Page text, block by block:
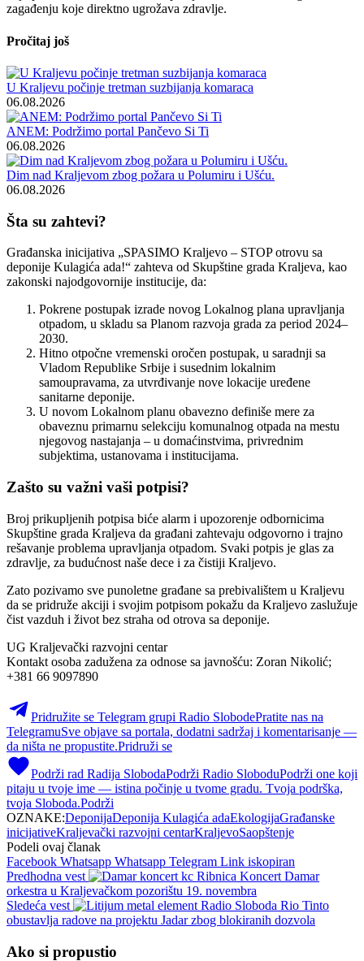
zagađenju koje direktno ugrožava zdravlje.
Pročitaj još
U Kraljevu počinje tretman suzbijanja komaraca
06.08.2026
ANEM: Podržimo portal Pančevo Si Ti
06.08.2026
Dim nad Kraljevom zbog požara u Polumiru i Ušću.
06.08.2026
Šta su zahtevi?
Građanska inicijativa „SPASIMO Kraljevo – STOP otrovu sa
deponije Kulagića ada!“ zahteva od Skupštine grada Kraljeva, kao
zakonski najodgovornije institucije, da:
Pokrene postupak izrade novog Lokalnog plana upravljanja
otpadom, u skladu sa Planom razvoja grada za period 2024–
2030.
Hitno otpočne vremenski oročen postupak, u saradnji sa
Vladom Republike Srbije i susednim lokalnim
samoupravama, za utvrđivanje nove lokacije uređene
sanitarne deponije.
U novom Lokalnom planu obavezno definiše mere za
obaveznu primarnu selekciju komunalnog otpada na mestu
njegovog nastajanja – u domaćinstvima, privrednim
subjektima, ustanovama i institucijama.
Zašto su važni vaši potpisi?
Broj prikupljenih potpisa biće alarm i upozorenje odbornicima
Skupštine grada Kraljeva da građani zahtevaju odgovorno i trajno
rešavanje problema upravljanja otpadom. Svaki potpis je glas za
zdravlje, za budućnost naše dece i za čistiji Kraljevo.
Zato pozivamo sve punoletne građane sa prebivalištem u Kraljevu
da se pridruže akciji i svojim potpisom pokažu da Kraljevo zaslužuje
čist vazduh i život bez straha od otrova sa deponije.
UG Kraljevački razvojni centar
Kontakt osoba zadužena za odnose sa javnošću: Zoran Nikolić;
+381 66 9097890
Pridružite se Telegram grupi Radio SlobodePratite nas na
TelegramuSve objave sa portala, dodatni sadržaj i komentarisanje —
da ništa ne propustite.Pridruži se
Podrži rad Radija SlobodaPodrži Radio SloboduPodrži one koji
pitaju u tvoje ime — istina počinje u tvome gradu. Tvoja podrška,
tvoja Sloboda.Podrži
OZNAKE:DeponijaDeponija Kulagića adaEkologijaGrađanske
inicijativeKraljevački razvojni centarKraljevoSaopštenje
Podeli ovaj članak
Facebook Whatsapp Whatsapp Telegram Link iskopiran
Predhodna vest
Koncert Damar
orkestra u Kraljevačkom pozorištu 19. novembra
Sledeća vest
Rio Tinto
obustavlja radove na projektu Jadar zbog blokiranih dozvola
Ako si propustio